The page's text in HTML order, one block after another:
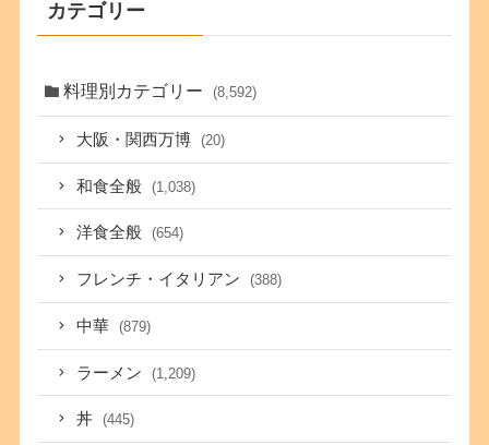
カテゴリー
料理別カテゴリー (8,592)
大阪・関西万博 (20)
和食全般 (1,038)
洋食全般 (654)
フレンチ・イタリアン (388)
中華 (879)
ラーメン (1,209)
丼 (445)